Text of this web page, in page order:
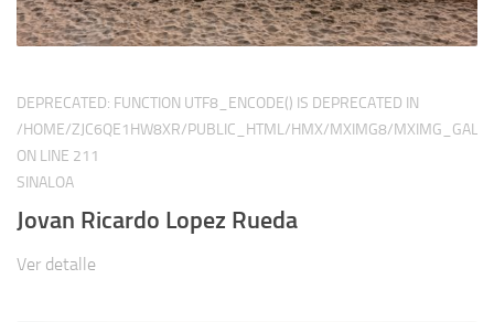
DEPRECATED: FUNCTION UTF8_ENCODE() IS DEPRECATED IN
/HOME/ZJC6QE1HW8XR/PUBLIC_HTML/HMX/MXIMG8/
ON LINE 211
SINALOA
Jovan Ricardo Lopez Rueda
Ver detalle